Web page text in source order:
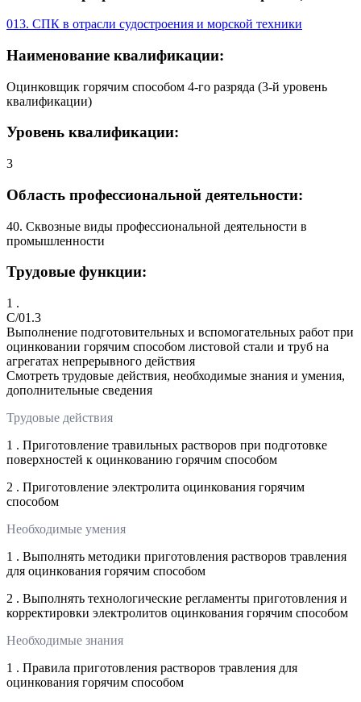
013. СПК в отрасли судостроения и морской техники
Наименование квалификации:
Оцинковщик горячим способом 4-го разряда (3-й уровень
квалификации)
Уровень квалификации:
3
Область профессиональной деятельности:
40. Сквозные виды профессиональной деятельности в
промышленности
Трудовые функции:
1 .
C/01.3
Выполнение подготовительных и вспомогательных работ при
оцинковании горячим способом листовой стали и труб на
агрегатах непрерывного действия
Смотреть трудовые действия, необходимые знания и умения,
дополнительные сведения
Трудовые действия
1 . Приготовление травильных растворов при подготовке
поверхностей к оцинкованию горячим способом
2 . Приготовление электролита оцинкования горячим
способом
Необходимые умения
1 . Выполнять методики приготовления растворов травления
для оцинкования горячим способом
2 . Выполнять технологические регламенты приготовления и
корректировки электролитов оцинкования горячим способом
Необходимые знания
1 . Правила приготовления растворов травления для
оцинкования горячим способом